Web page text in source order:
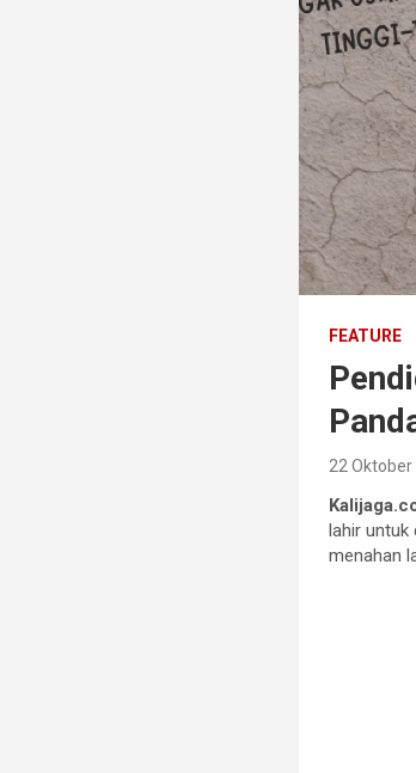
FEATURE
22 Oktober
lahir untuk
menahan